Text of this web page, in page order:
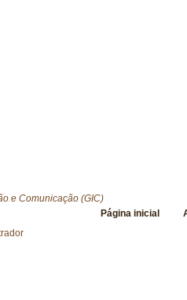
Página inicial
e Comunicação (GIC)